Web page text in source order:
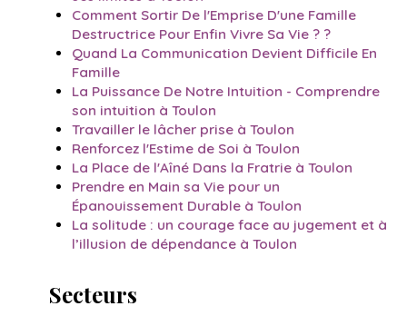
Comment Sortir De l'Emprise D'une Famille
Destructrice Pour Enfin Vivre Sa Vie ? ?
Quand La Communication Devient Difficile En
Famille
La Puissance De Notre Intuition - Comprendre
son intuition à Toulon
Travailler le lâcher prise à Toulon
Renforcez l'Estime de Soi à Toulon
La Place de l'Aîné Dans la Fratrie à Toulon
Prendre en Main sa Vie pour un
Épanouissement Durable à Toulon
La solitude : un courage face au jugement et à
l’illusion de dépendance à Toulon
Secteurs